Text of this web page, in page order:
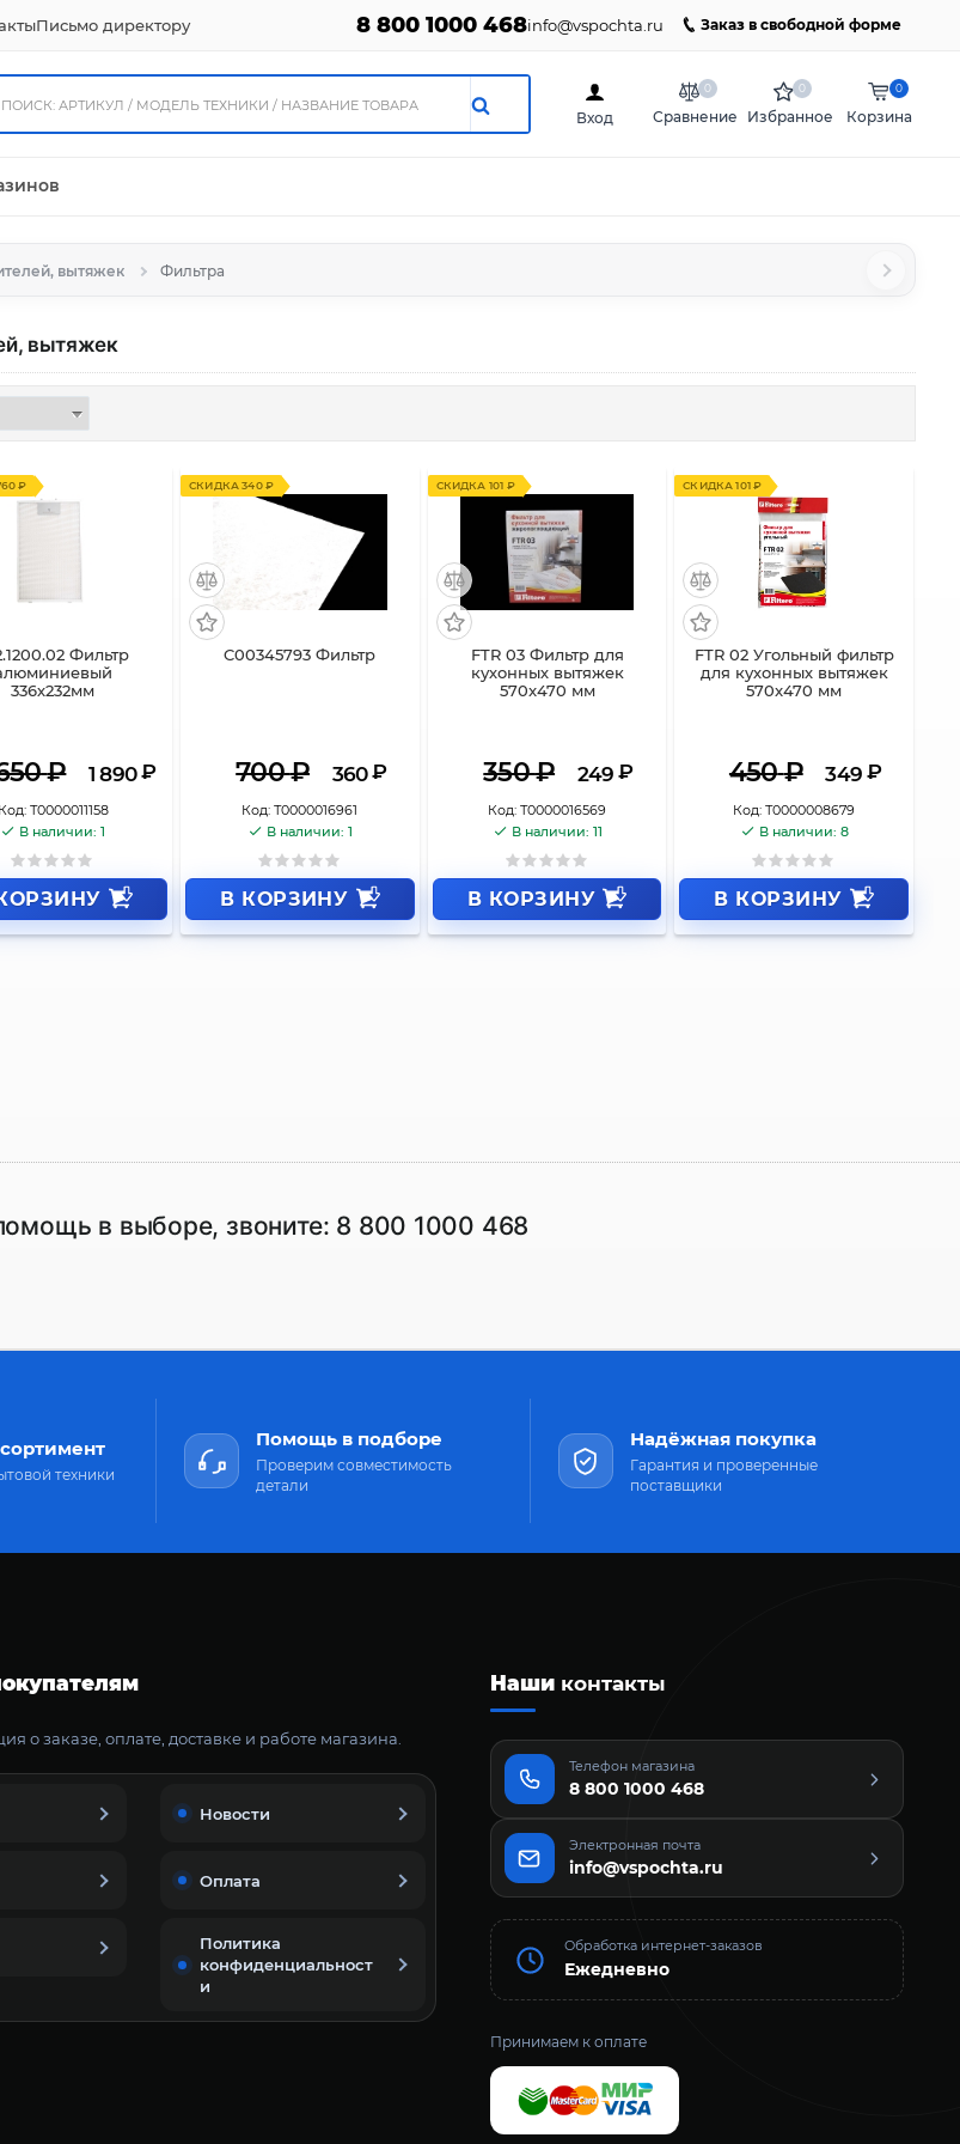
Письмо директору 8 800 1000 468info@vspochta.ru Заказ в свободной форме
Вход Сравнение
0
Избранное
0
Корзина
0
вытяжек Фильтра
вытяжек
760 ₽
Фильтр
336х232мм
₽ 1 890 ₽
Код: Т0000011158
В наличии: 1
СКИДКА 340 ₽
C00345793 Фильтр
700₽ 360 ₽
Код: Т0000016961
В наличии: 1
В КОРЗИНУ
СКИДКА 101 ₽
FTR 03 Фильтр для
кухонных вытяжек
570x470 мм
350₽ 249 ₽
Код: Т0000016569
В наличии: 11
В КОРЗИНУ
СКИДКА 101 ₽
FTR 02 Угольный фильтр
для кухонных вытяжек
570x470 мм
450₽ 349 ₽
Код: Т0000008679
В наличии: 8
В КОРЗИНУ
в выборе, звоните: 8 800 1000 468
техники
Помощь в подборе
Проверим совместимость
детали
Надёжная покупка
Гарантия и проверенные
поставщики
о заказе, оплате, доставке и работе магазина.
Новости
Оплата
Политика
конфиденциальност
и
Нашиконтакты
Телефон магазина
8 800 1000 468
Электронная почта
info@vspochta.ru
Обработка интернет-заказов
Ежедневно
Принимаем к оплате